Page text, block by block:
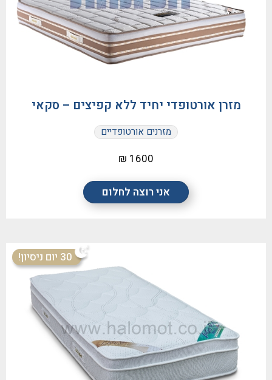
אני רוצה לחלום
מזרן אורטופדי יחיד ללא קפיצים – סקאי
מזרנים אורטופדיים
1600 ₪
30 יום ניסיון!